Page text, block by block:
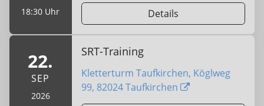
18:30 Uhr
Details
22.
SEP
2026
SRT-Training
Kletterturm Taufkirchen, Köglweg
99, 82024 Taufkirchen